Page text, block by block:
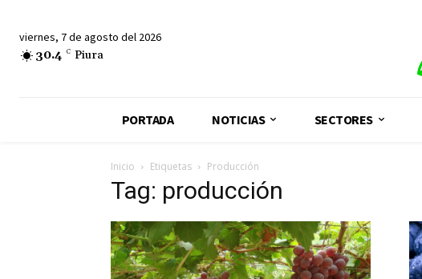
viernes, 7 de agosto del 2026
30.4 C Piura
PORTADA NOTICIAS SECTORES
Inicio Etiquetas Producción
Tag: producción